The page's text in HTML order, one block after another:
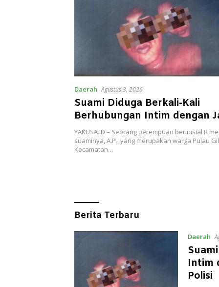
Daerah Agustus 3, 2026
Suami Diduga Berkali-Kali
Berhubungan Intim dengan
Sumbang, Istri Lapor Polisi
YAKUSA.ID – Seorang perempuan berinisial R
suaminya, A.P., yang merupakan warga Pulau
Kecamatan…
EjaToday
Berita Terbaru
Daerah
Intim
Polisi